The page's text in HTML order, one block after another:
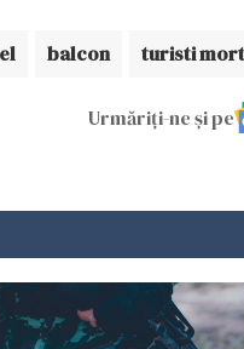
balcon turisti
Urmăriți-ne și pe